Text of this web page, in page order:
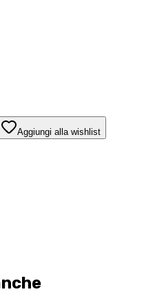
Aggiungi alla wishlist